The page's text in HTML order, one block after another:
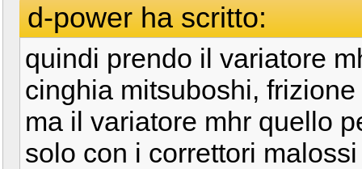
d-power ha scritto:
quindi prendo il variatore
cinghia mitsuboshi,
ma il variatore mhr quello
solo con i correttori malossi